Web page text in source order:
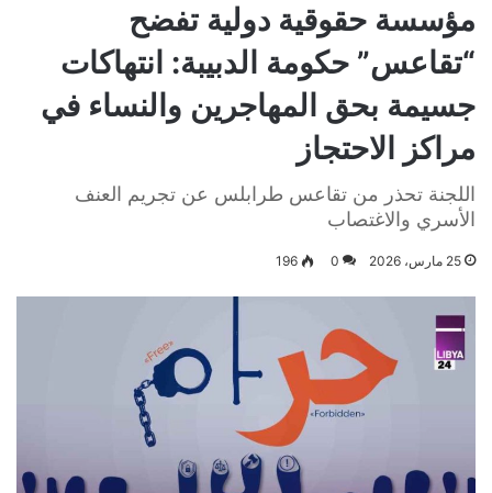
مؤسسة حقوقية دولية تفضح
“تقاعس” حكومة الدبيبة: انتهاكات
جسيمة بحق المهاجرين والنساء في
مراكز الاحتجاز
اللجنة تحذر من تقاعس طرابلس عن تجريم العنف
الأسري والاغتصاب
25 مارس، 2026 0
196